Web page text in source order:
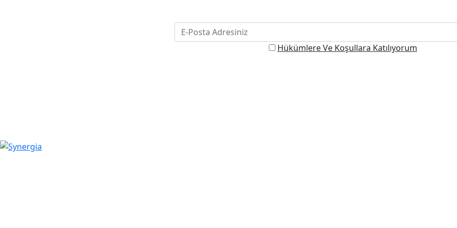
Hükümlere Ve Koşullara Katılıyorum